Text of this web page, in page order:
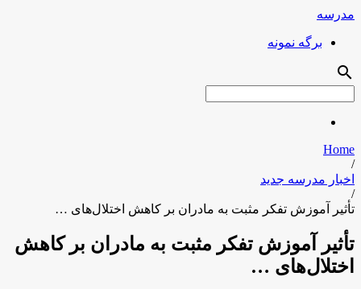
مدرسه
برگه نمونه
search
Home
/
اخبار مدرسه جدید
/
تأثیر آموزش تفکر مثبت به مادران بر کاهش اختلال‌های …
تأثیر آموزش تفکر مثبت به مادران بر کاهش
اختلال‌های …